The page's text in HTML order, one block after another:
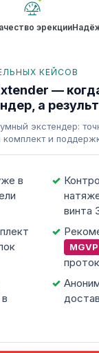
эрекции
КЕЙСОВ
—
а
экстендер:
и
в
винта
MGVP